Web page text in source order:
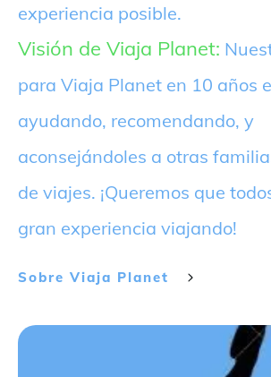
experiencia posible.
Visión de Viaja Planet:
para Viaja Planet en 10 años
ayudando, recomendando, y
aconsejándoles a otras
de viajes. ¡Queremos que
gran experiencia viajando!
Sobre Viaja Planet